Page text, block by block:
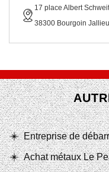
17 place Albert
38300 Bourgoin Jallieu
Entreprise de
Achat métaux Le